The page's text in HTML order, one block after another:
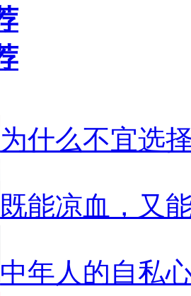
为什么不宜选
既能凉血，又
中年人的自私